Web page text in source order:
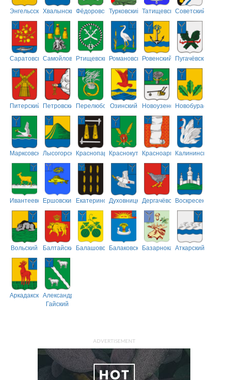
ЭнгельсскийХвалынскийФёдоровскийТурковский ТатищевскийСоветский
СаратовскийСамойловскийРтищевскийРомановскийРовенский Пугачёвский
Питерский ПетровскийПерелюбскийОзинский НовоузенскийНовобурасский
МарксовскийЛысогорскийКраснопартизанский
КраснокутскийКрасноармейский
Калининский
ИвантеевскийЕршовский ЕкатериновскийДуховницкийДергачёвскийВоскресенский
Вольский БалтайскийБалашовскийБалаковскийБазарнокарабулакский
Аткарский
АркадакскийАлександрово-
Гайский
ADVERTISEMENT